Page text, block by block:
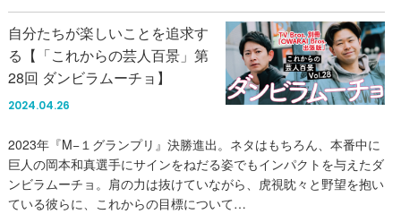
自分たちが楽しいことを追求す
る【「これからの芸人百景」第
28回 ダンビラムーチョ】
2024.04.26
2023年『M−１グランプリ』決勝進出。ネタはもちろん、本番中に
巨人の岡本和真選手にサインをねだる姿でもインパクトを与えたダ
ンビラムーチョ。肩の力は抜けていながら、虎視眈々と野望を抱い
ている彼らに、これからの目標について…